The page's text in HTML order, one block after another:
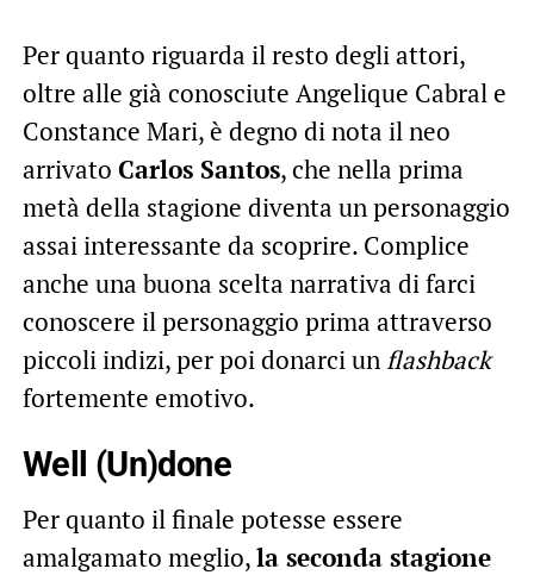
Per quanto riguarda il resto degli attori,
oltre alle già conosciute Angelique Cabral e
Constance Mari, è degno di nota il neo
arrivato Carlos Santos, che nella prima
metà della stagione diventa un personaggio
assai interessante da scoprire. Complice
anche una buona scelta narrativa di farci
conoscere il personaggio prima attraverso
piccoli indizi, per poi donarci un flashback
fortemente emotivo.
Well (Un)done
Per quanto il finale potesse essere
amalgamato meglio,la seconda stagione